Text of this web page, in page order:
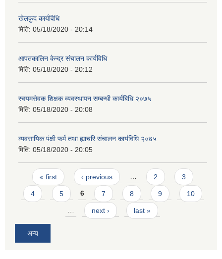
खेलकुद कार्यविधि
मिति: 05/18/2020 - 20:14
आपतकालिन केन्द्र संचालन कार्यविधि
मिति: 05/18/2020 - 20:12
स्वयमसेवक शिक्षक व्यवस्थापन सम्बन्धी कार्यबिधि २०७५
मिति: 05/18/2020 - 20:08
व्यवसायिक पंक्षी फर्म तथा ह्याचरि संचालन कार्यविधि २०७५
मिति: 05/18/2020 - 20:05
Pages
« first ‹ previous … 2 3
4 5 6 7 8 9 10
… next › last »
अन्य